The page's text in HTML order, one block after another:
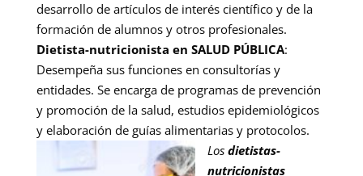
desarrollo de artículos de interés científico y de la
formación de alumnos y otros profesionales.
Dietista-nutricionista en SALUD PÚBLICA:
Desempeña sus funciones en consultorías y
entidades. Se encarga de programas de prevención
y promoción de la salud, estudios epidemiológicos
y elaboración de guías alimentarias y protocolos.
Los dietistas-
nutricionistas